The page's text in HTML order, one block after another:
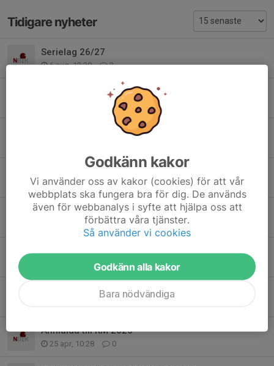
Tidigare nyheter
Serielag 26/27
6 aug, 12:30 3
Tider i d-hallen för pingis
Sommar och begränsat med träningstider
Seriespel säsongen 2026/2027
26 maj, 21:34 4
11 maj, 07:46 0
10 maj, 16:07 1
Resultat KM 2026
Anmälda till KM 2026
25 apr, 10:28 0
Godkänn kakor
Vi använder oss av kakor (cookies) för att vår
webbplats ska fungera bra för dig. De används
även för webbanalys i syfte att hjälpa oss att
förbättra våra tjänster.
Så använder vi cookies
Godkänn alla kakor
Bara nödvändiga